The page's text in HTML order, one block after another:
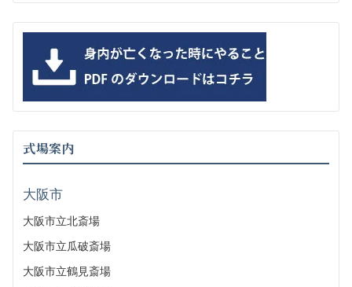
式場案内
大阪市
大阪市立北斎場
大阪市立瓜破斎場
大阪市立鶴見斎場